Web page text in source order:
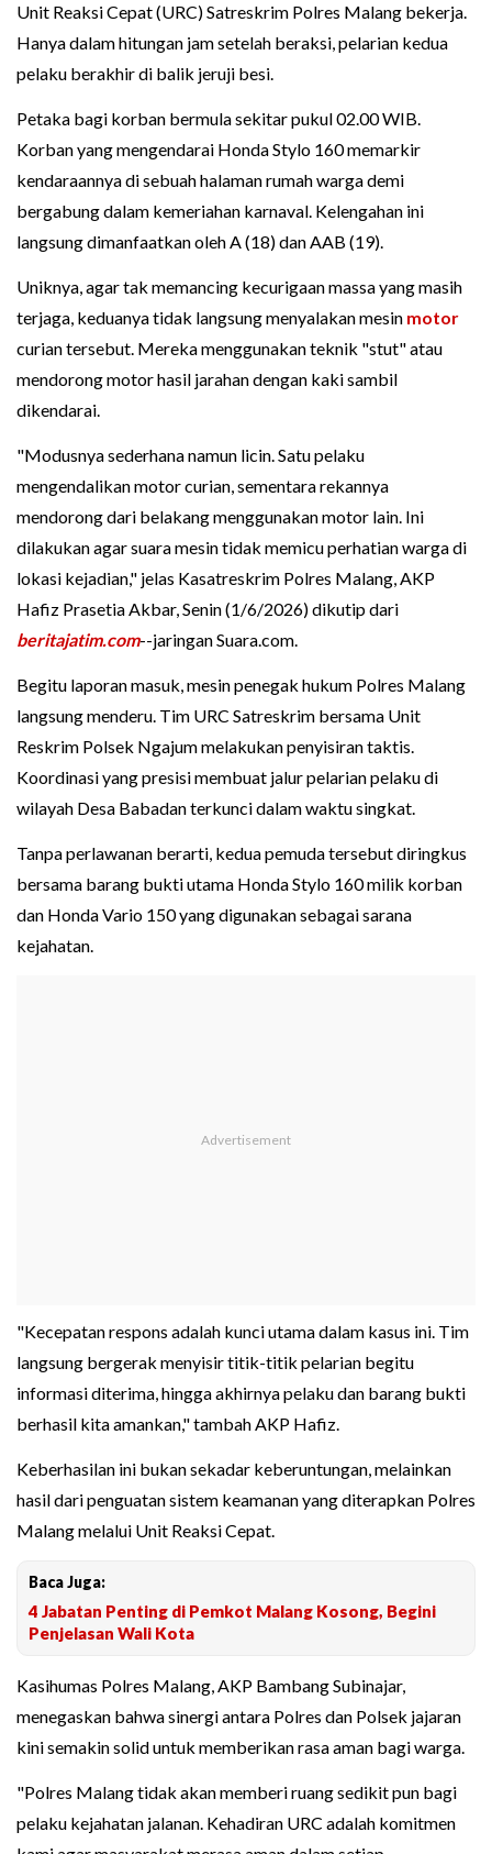
Unit Reaksi Cepat (URC) Satreskrim Polres Malang bekerja.
Hanya dalam hitungan jam setelah beraksi, pelarian kedua
pelaku berakhir di balik jeruji besi.
Petaka bagi korban bermula sekitar pukul 02.00 WIB.
Korban yang mengendarai Honda Stylo 160 memarkir
kendaraannya di sebuah halaman rumah warga demi
bergabung dalam kemeriahan karnaval. Kelengahan ini
langsung dimanfaatkan oleh A (18) dan AAB (19).
Uniknya, agar tak memancing kecurigaan massa yang masih
terjaga, keduanya tidak langsung menyalakan mesin motor
curian tersebut. Mereka menggunakan teknik "stut" atau
mendorong motor hasil jarahan dengan kaki sambil
dikendarai.
"Modusnya sederhana namun licin. Satu pelaku
mengendalikan motor curian, sementara rekannya
mendorong dari belakang menggunakan motor lain. Ini
dilakukan agar suara mesin tidak memicu perhatian warga di
lokasi kejadian," jelas Kasatreskrim Polres Malang, AKP
Hafiz Prasetia Akbar, Senin (1/6/2026) dikutip dari
beritajatim.com--jaringan Suara.com.
Begitu laporan masuk, mesin penegak hukum Polres Malang
langsung menderu. Tim URC Satreskrim bersama Unit
Reskrim Polsek Ngajum melakukan penyisiran taktis.
Koordinasi yang presisi membuat jalur pelarian pelaku di
wilayah Desa Babadan terkunci dalam waktu singkat.
Tanpa perlawanan berarti, kedua pemuda tersebut diringkus
bersama barang bukti utama Honda Stylo 160 milik korban
dan Honda Vario 150 yang digunakan sebagai sarana
kejahatan.
"Kecepatan respons adalah kunci utama dalam kasus ini. Tim
langsung bergerak menyisir titik-titik pelarian begitu
informasi diterima, hingga akhirnya pelaku dan barang bukti
berhasil kita amankan," tambah AKP Hafiz.
Keberhasilan ini bukan sekadar keberuntungan, melainkan
hasil dari penguatan sistem keamanan yang diterapkan Polres
Malang melalui Unit Reaksi Cepat.
Baca Juga:
4 Jabatan Penting di Pemkot Malang Kosong, Begini
Penjelasan Wali Kota
Kasihumas Polres Malang, AKP Bambang Subinajar,
menegaskan bahwa sinergi antara Polres dan Polsek jajaran
kini semakin solid untuk memberikan rasa aman bagi warga.
"Polres Malang tidak akan memberi ruang sedikit pun bagi
pelaku kejahatan jalanan. Kehadiran URC adalah komitmen